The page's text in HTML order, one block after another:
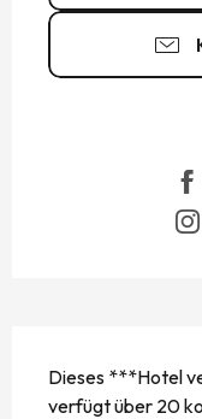
Dieses ***Hotel
verfügt über 20